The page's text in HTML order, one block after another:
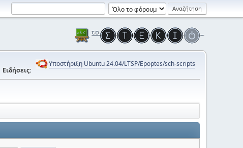
Ειδήσεις:
Υποστήριξη Ubuntu 24.04/LTSP/Epoptes/sch-scripts